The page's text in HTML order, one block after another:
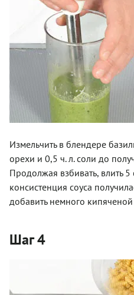
Измельчить в блендере
орехи и 0,5 ч. л. соли до
Продолжая взбивать, влить 5
консистенция соуса
добавить немного
Шаг 4